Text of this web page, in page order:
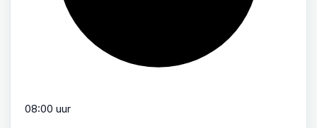
08:00 uur